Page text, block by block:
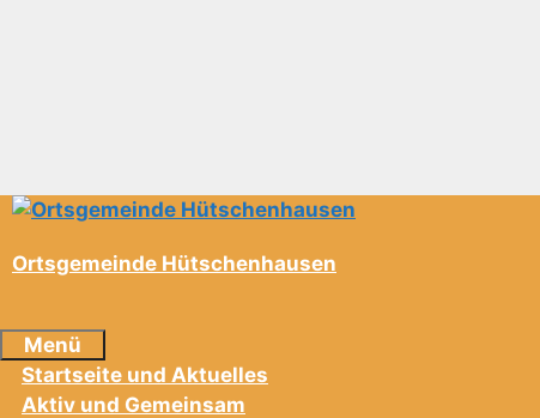
Ortsgemeinde Hütschenhausen
Menü
Startseite und Aktuelles
Aktiv und Gemeinsam